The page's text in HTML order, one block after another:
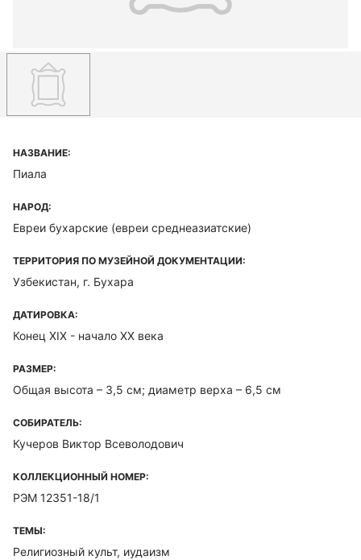
НАЗВАНИЕ:
Пиала
НАРОД:
Евреи бухарские (евреи среднеазиатские)
ТЕРРИТОРИЯ ПО МУЗЕЙНОЙ ДОКУМЕНТАЦИИ:
Узбекистан, г. Бухара
ДАТИРОВКА:
Конец XIX - начало XX века
РАЗМЕР:
Общая высота – 3,5 см; диаметр верха – 6,5 см
СОБИРАТЕЛЬ:
Кучеров Виктор Всеволодович
КОЛЛЕКЦИОННЫЙ НОМЕР:
РЭМ 12351-18/1
ТЕМЫ:
Религиозный культ, иудаизм